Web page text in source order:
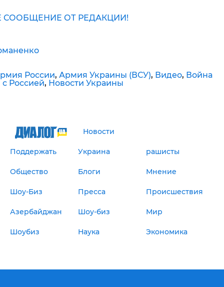
СООБЩЕНИЕ ОТ РЕДАКЦИИ!
России, Армия Украины (ВСУ), Видео, Война
Россией, Новости Украины
Новости
Поддержать Украина рашисты
Общество Блоги Мнение
Шоу-Биз Пресса Происшествия
Азербайджан Шоу-биз Мир
Шоубиз Наука Экономика